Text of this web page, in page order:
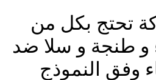
بكل من
و سلا ضد
النموذج